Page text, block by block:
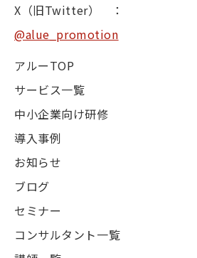
X（旧Twitter） ：
@alue_promotion
アルーTOP
サービス一覧
中小企業向け研修
導入事例
お知らせ
ブログ
セミナー
コンサルタント一覧